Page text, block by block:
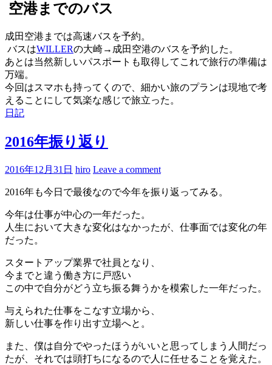
空港までのバス
成田空港までは高速バスを予約。
バスはWILLERの大崎→成田空港のバスを予約した。
あとは当然新しいパスポートも取得してこれで旅行の準備は
万端。
今回はスマホも持ってくので、細かい旅のプランは現地で考
えることにして気楽な感じで旅立った。
日記
2016年振り返り
2016年12月31日 hiro Leave a comment
2016年も今日で最後なので今年を振り返ってみる。
今年は仕事が中心の一年だった。
人生において大きな変化はなかったが、仕事面では変化の年
だった。
スタートアップ業界で社員となり、
今までと違う働き方に戸惑い
この中で自分がどう立ち振る舞うかを模索した一年だった。
与えられた仕事をこなす立場から、
新しい仕事を作り出す立場へと。
また、僕は自分でやったほうがいいと思ってしまう人間だっ
たが、それでは頭打ちになるので人に任せることを覚えた。